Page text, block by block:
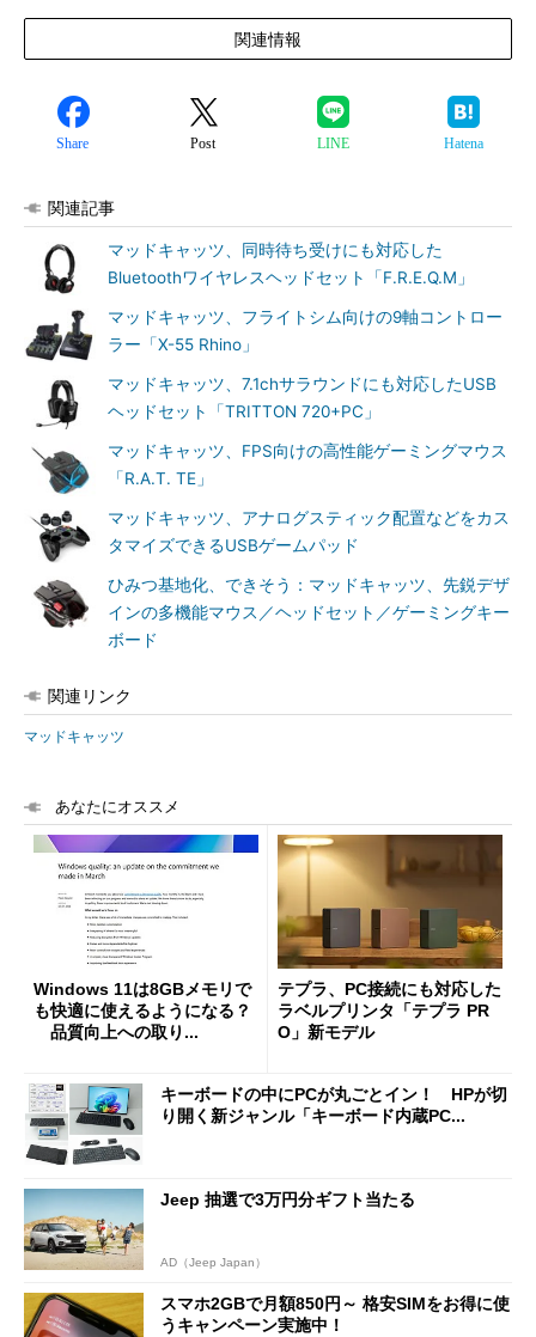
関連情報
Share Post LINE Hatena
関連記事
マッドキャッツ、同時待ち受けにも対応した
Bluetoothワイヤレスヘッドセット「F.R.E.Q.M」
マッドキャッツ、フライトシム向けの9軸コントロー
ラー「X-55 Rhino」
マッドキャッツ、7.1chサラウンドにも対応したUSB
ヘッドセット「TRITTON 720+PC」
マッドキャッツ、FPS向けの高性能ゲーミングマウス
「R.A.T. TE」
マッドキャッツ、アナログスティック配置などをカス
タマイズできるUSBゲームパッド
ひみつ基地化、できそう：マッドキャッツ、先鋭デザ
インの多機能マウス／ヘッドセット／ゲーミングキー
ボード
関連リンク
マッドキャッツ
あなたにオススメ
Windows 11は8GBメモリで
も快適に使えるようになる？
品質向上への取り...
テプラ、PC接続にも対応した
ラベルプリンタ「テプラ PR
O」新モデル
キーボードの中にPCが丸ごとイン！ HPが切
り開く新ジャンル「キーボード内蔵PC...
Jeep 抽選で3万円分ギフト当たる
AD（Jeep Japan）
スマホ2GBで月額850円～ 格安SIMをお得に使
うキャンペーン実施中！